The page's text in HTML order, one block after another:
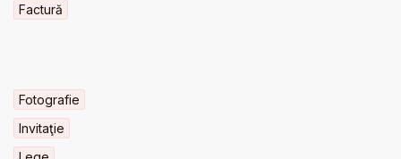
Factură
Fotografie
Invitaţie